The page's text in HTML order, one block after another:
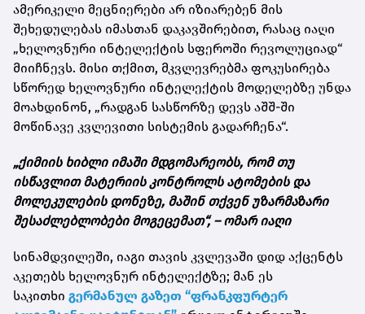
ამერიკელი მეცნიერები არ იზიარებენ მის
შეხედულებას იმასთან დაკავშირებით, რასაც იაღი
„ხელოვნური ინტელექტის სფეროში რევოლუციად“
მიიჩნევს. მისი თქმით, მკვლევრებმა ფოკუსირება
სწორედ ხელოვნური ინტელექტის მოდელებზე უნდა
მოახდინონ, „რადგან სასწორზე დევს აშშ-ში
მოწინავე კვლევითი სისტემის გადარჩენა“.
„ქიმიის ხიბლი იმაში მდგომარეობს, რომ თუ
ისწავლით მატერიის კონტროლს ატომების და
მოლეკულების დონეზე, მაშინ თქვენ უზარმაზარი
შესაძლებლობები მოგეცემათ“, – ომარ იაღი
სინამდვილეში, იაგი თავის კვლევაში დიდ აქცენტს
აკეთებს ხელოვნურ ინტელექტზე; მან ეს
საკითხი გერმანულ გაზეთ “ფრანკფურტერ